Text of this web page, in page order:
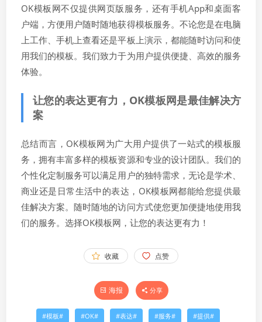
OK模板网不仅提供网页版服务，还有手机App和桌面客
户端，方便用户随时随地获得模板服务。不论您是在电脑
上工作、手机上查看还是平板上演示，都能随时访问和使
用我们的模板。我们致力于为用户提供便捷、高效的服务
体验。
让您的表达更有力，OK模板网是最佳解决方
案
总结而言，OK模板网为广大用户提供了一站式的模板服
务，拥有丰富多样的模板资源和专业的设计团队。我们的
个性化定制服务可以满足用户的独特需求，无论是学术、
商业还是日常生活中的表达，OK模板网都能给您提供最
佳解决方案。随时随地的访问方式使您更加便捷地使用我
们的服务。选择OK模板网，让您的表达更有力！
收藏 点赞
海报 分享
模板 OK 表达 服务 提供